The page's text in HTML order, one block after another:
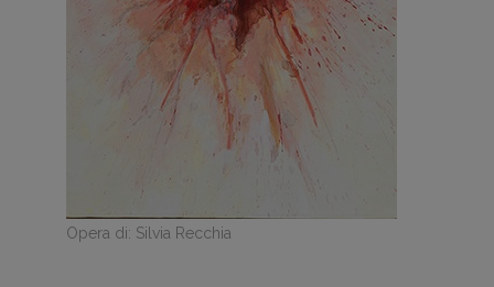
Opera di: Silvia Recchia